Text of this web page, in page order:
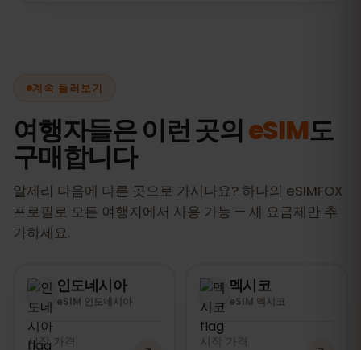
계속 둘러보기
여행자들은 이런 곳의eSIM도
구매합니다
알제리 다음에 다른 곳으로 가시나요? 하나의 eSIMFOX
프로필로 모든 여행지에서 사용 가능 — 새 요금제만 추
가하세요.
인도네시아
eSIM 인도네시아
시작 가격
멕시코
eSIM 멕시코
시작 가격